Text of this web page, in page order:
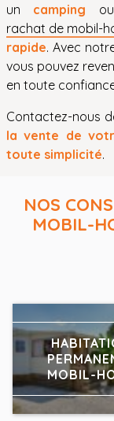
un camping
rachat de mobil-
rapide. Avec
vous pouvez
en toute
Contactez-nous
la vente de
toute simplicité.
NOS
MOBIL-
MOBIL-